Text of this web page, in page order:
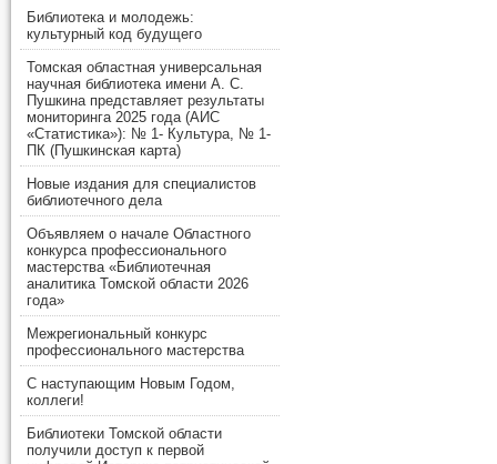
Библиотека и молодежь:
культурный код будущего
Томская областная универсальная
научная библиотека имени А. С.
Пушкина представляет результаты
мониторинга 2025 года (АИС
«Статистика»): № 1- Культура, № 1-
ПК (Пушкинская карта)
Новые издания для специалистов
библиотечного дела
Объявляем о начале Областного
конкурса профессионального
мастерства «Библиотечная
аналитика Томской области 2026
года»
Межрегиональный конкурс
профессионального мастерства
С наступающим Новым Годом,
коллеги!
Библиотеки Томской области
получили доступ к первой